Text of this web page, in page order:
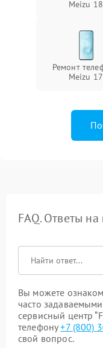
Meizu 18
Ремонт
Meizu 17
FAQ. Ответы
Вы можете
часто
сервисный центр
телефону+7 (800)
свой вопрос.